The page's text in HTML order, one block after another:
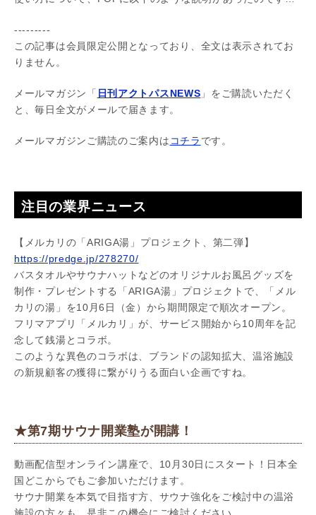
---------
この記事は会員限定公開となっており、全文は表示されてお
りません。
メールマガジン「 日刊アクトパスNEWS 」をご購読いただく
と、毎日全文がメールで届きます。
メールマガジンご購読のご案内は コチラ です。
注目の業界ニュース
【メルカリの「ARIGA湯」プロジェクト、第二弾】
https://predge.jp/278270/
バスタオルやサウナハットなどのオリジナルお風呂グッズを
制作・プレゼントする「ARIGA湯」プロジェクトで、「メル
カリの湯」を10月6日（金）から期間限定で順次オープン。
フリマアプリ「メルカリ」が、サービス開始から10周年を記
念して銭湯とコラボ。
このような異色のコラボは、ブランドの認知拡大、温浴施設
の新規顧客の獲得に繋がりうる面白い企画ですね。
★第7期サウナ開業塾が開講！
動画配信型オンライン講座で、10月30日にスタート！日本全
国どこからでもご参加いただけます。
サウナ開業を本気で目指す方、サウナ強化をご検討中の温浴